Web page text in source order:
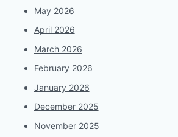
May 2026
April 2026
March 2026
February 2026
January 2026
December 2025
November 2025